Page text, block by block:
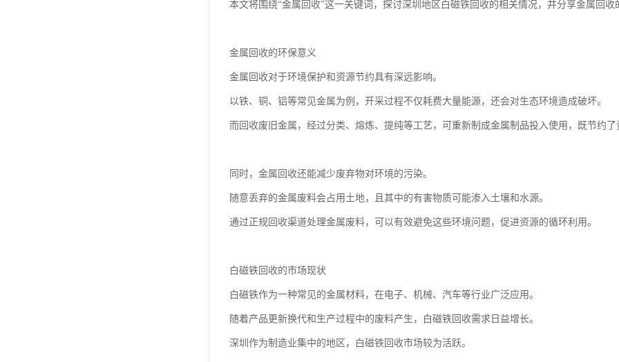
本文将围绕“金属回收”这一关键词，探讨深圳地区白磁铁回收的相关情况，并分享金属回
金属回收的环保意义
金属回收对于环境保护和资源节约具有深远影响。
以铁、铜、铝等常见金属为例，开采过程不仅耗费大量能源，还会对生态环境造成破坏。
而回收废旧金属，经过分类、熔炼、提纯等工艺，可重新制成金属制品投入使用，既节约
同时，金属回收还能减少废弃物对环境的污染。
随意丢弃的金属废料会占用土地，且其中的有害物质可能渗入土壤和水源。
通过正规回收渠道处理金属废料，可以有效避免这些环境问题，促进资源的循环利用。
白磁铁回收的市场现状
白磁铁作为一种常见的金属材料，在电子、机械、汽车等行业广泛应用。
随着产品更新换代和生产过程中的废料产生，白磁铁回收需求日益增长。
深圳作为制造业集中的地区，白磁铁回收市场较为活跃。